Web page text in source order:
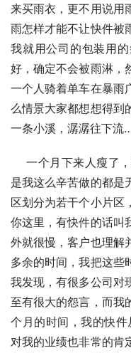
来买雨衣，更不用说用
雨怎样才能不让快件被
我就用公司的包装用
好，确定不会被雨淋，
一个人骑着单车在暴雨
么情景大家都想想得到
一条小溪，潺潺往下流
一个月下来人瘦了，
是我这么辛苦做的都是
区划分为若干个小片区
你这里，有快件的话叫
外就很慢，客户也理解
多余的时间，我把这些
我发现，有很多公司对
至有很大的怨言，而我
个月的时间，我的快
对我的业绩也非常的肯